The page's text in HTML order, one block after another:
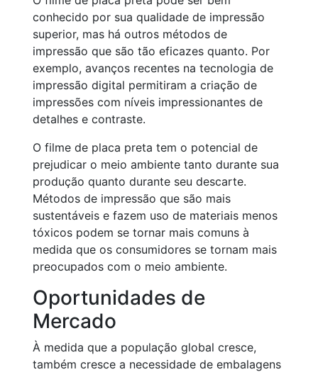
conhecido por sua qualidade de impressão
superior, mas há outros métodos de
impressão que são tão eficazes quanto. Por
exemplo, avanços recentes na tecnologia de
impressão digital permitiram a criação de
impressões com níveis impressionantes de
detalhes e contraste.
O filme de placa preta tem o potencial de
prejudicar o meio ambiente tanto durante sua
produção quanto durante seu descarte.
Métodos de impressão que são mais
sustentáveis e fazem uso de materiais menos
tóxicos podem se tornar mais comuns à
medida que os consumidores se tornam mais
preocupados com o meio ambiente.
Oportunidades de
Mercado
À medida que a população global cresce,
também cresce a necessidade de embalagens